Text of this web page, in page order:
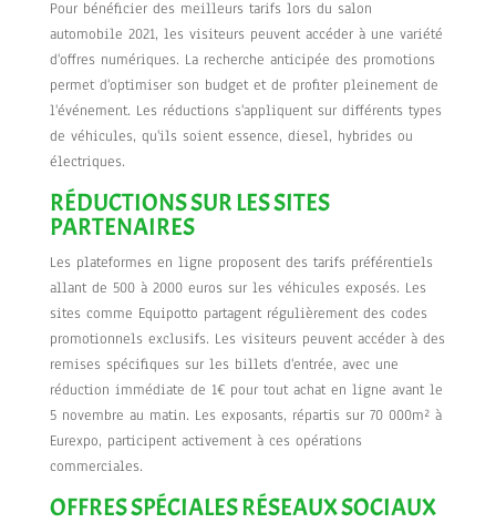
Pour bénéficier des meilleurs tarifs lors du salon
automobile 2021, les visiteurs peuvent accéder à une variété
d'offres numériques. La recherche anticipée des promotions
permet d'optimiser son budget et de profiter pleinement de
l'événement. Les réductions s'appliquent sur différents types
de véhicules, qu'ils soient essence, diesel, hybrides ou
électriques.
RÉDUCTIONS SUR LES SITES
PARTENAIRES
Les plateformes en ligne proposent des tarifs préférentiels
allant de 500 à 2000 euros sur les véhicules exposés. Les
sites comme Equipotto partagent régulièrement des codes
promotionnels exclusifs. Les visiteurs peuvent accéder à des
remises spécifiques sur les billets d'entrée, avec une
réduction immédiate de 1€ pour tout achat en ligne avant le
5 novembre au matin. Les exposants, répartis sur 70 000m² à
Eurexpo, participent activement à ces opérations
commerciales.
OFFRES SPÉCIALES RÉSEAUX SOCIAUX